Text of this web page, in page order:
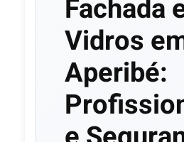
Fachada
Vidros
Aperibé: